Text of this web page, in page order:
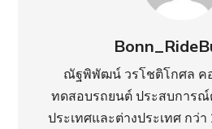
ณัฐพิพัฒน์ วรโชติโกศล ค
ทดสอบรถยนต์ ประสบการณ์
ประเทศ​และต่างประเทศ กว่